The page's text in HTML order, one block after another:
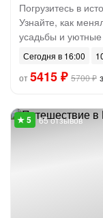
Погрузитесь в
Узнайте, как
усадьбы и уютные
Сегодня в 16:00
от5415 ₽ 5700 ₽
65 отзывов